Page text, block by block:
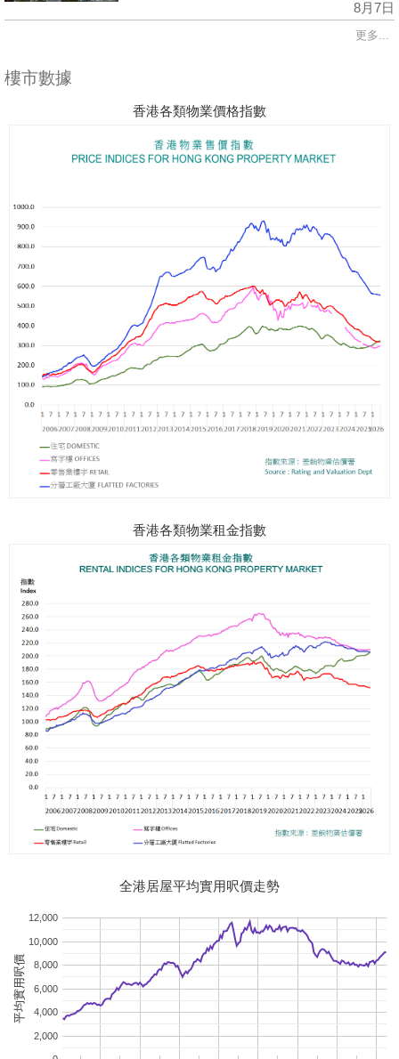
8月7日
更多...
樓市數據
香港各類物業價格指數
香港各類物業租金指數
全港居屋平均實用呎價走勢
2,000
4,000
6,000
8,000
10,000
12,000
平均實用呎價